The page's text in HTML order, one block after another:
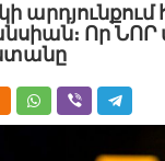
արդյունքում
Որ ՆՈՐ